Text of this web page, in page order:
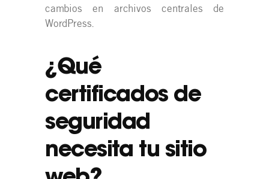
cambios en archivos centrales de
WordPress.
¿Qué
certificados de
seguridad
necesita tu sitio